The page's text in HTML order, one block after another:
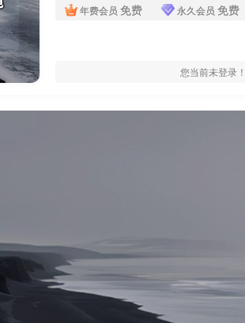
年费会员 免费 永久会员 免费
您当前未登录